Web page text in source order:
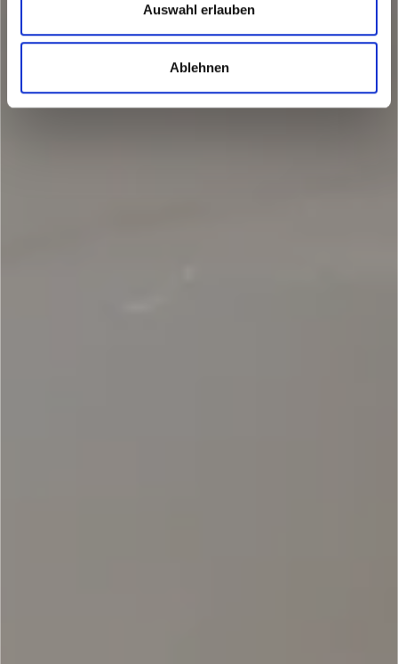
Auswahl erlauben
Ablehnen